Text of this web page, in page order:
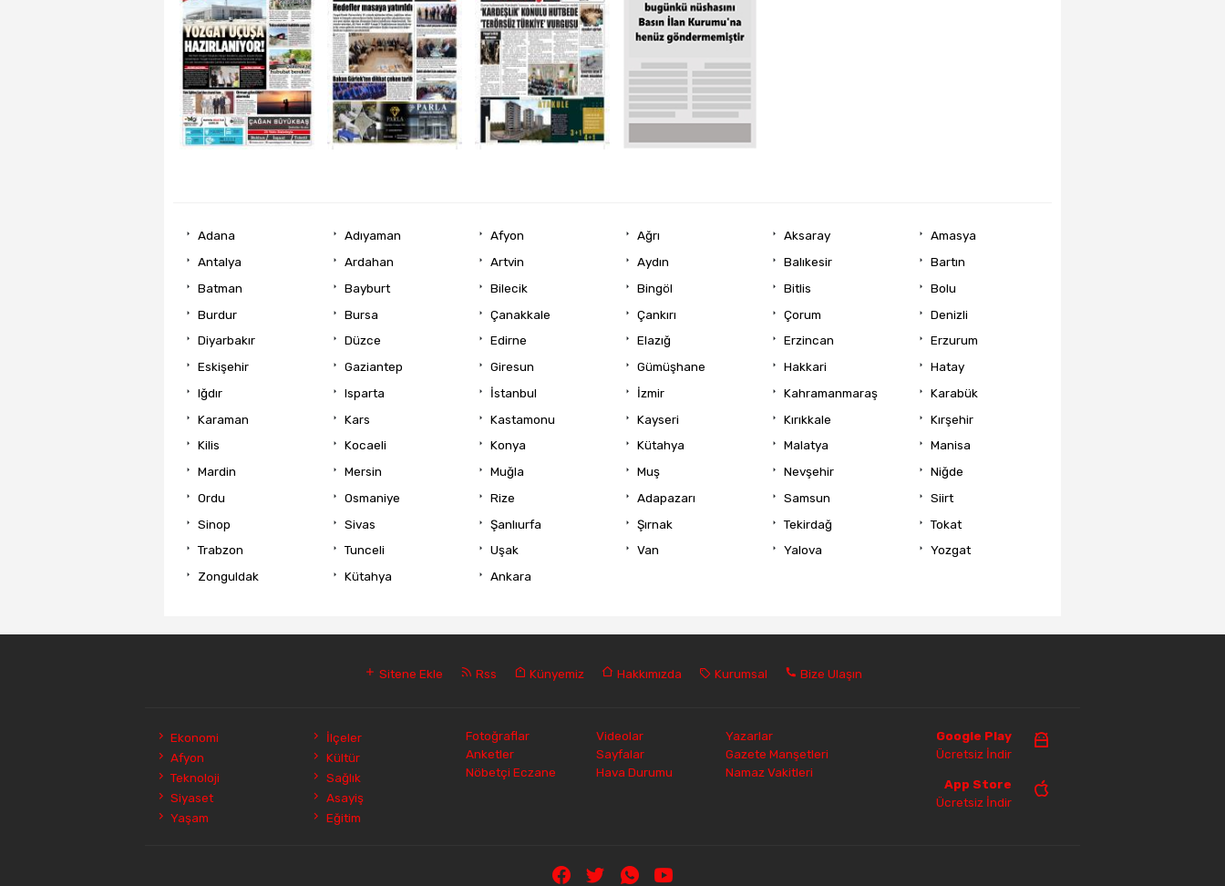
Adana Adıyaman Afyon Ağrı Aksaray
Amasya
Antalya
Ardahan Artvin Aydın Balıkesir
Bartın
Batman
Bayburt Bilecik Bingöl Bitlis
Bolu
Burdur
Bursa Çanakkale Çankırı Çorum
Denizli
Diyarbakır
Düzce Edirne Elazığ Erzincan
Erzurum
Eskişehir
Gaziantep Giresun Gümüşhane Hakkari
Hatay
Iğdır
Isparta İstanbul İzmir Kahramanmaraş
Karabük
Karaman
Kars Kastamonu Kayseri Kırıkkale
Kırşehir
Kilis
Kocaeli Konya Kütahya Malatya
Manisa
Mardin
Mersin Muğla Muş Nevşehir
Niğde
Ordu
Osmaniye Rize Adapazarı Samsun
Siirt
Sinop
Sivas Şanlıurfa Şırnak Tekirdağ
Tokat
Trabzon
Tunceli Uşak Van Yalova
Yozgat
Zonguldak
Kütahya Ankara
Sitene Ekle Rss Künyemiz Hakkımızda Kurumsal Bize Ulaşın
Ekonomi
İlçeler
Afyon
Kültür
Teknoloji
Sağlık
Siyaset
Asayiş
Yaşam
Eğitim
Fotoğraflar Videolar
Yazarlar
Anketler
Sayfalar
Gazete Manşetleri
Nöbetçi Eczane
Hava Durumu Namaz Vakitleri
Google Play
Ücretsiz İndir
App Store
Ücretsiz İndir